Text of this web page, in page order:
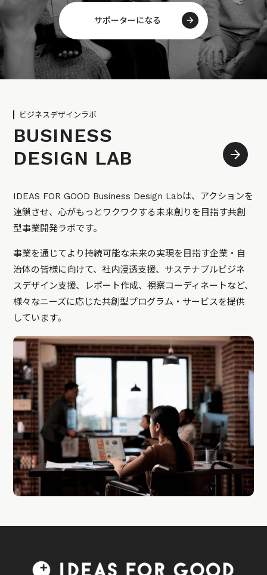
サポーターになる
ビジネスデザインラボ
BUSINESS
DESIGN LAB
IDEAS FOR GOOD Business Design Labは、アクションを
連鎖させ、心がもっとワクワクする未来創りを目指す共創
型事業開発ラボです。
事業を通じてより持続可能な未来の実現を目指す企業・自
治体の皆様に向けて、社内浸透支援、サステナブルビジネ
スデザイン支援、レポート作成、視察コーディネートなど、
様々なニーズに応じた共創型プログラム・サービスを提供
しています。